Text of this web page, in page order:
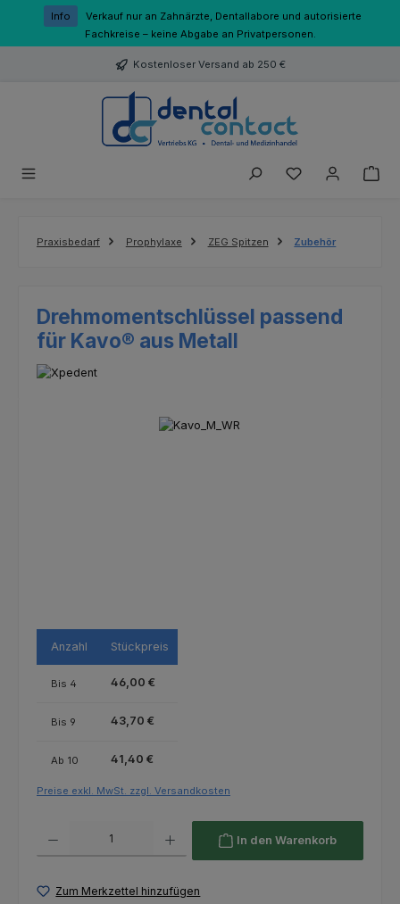
Zum Hauptinhalt springen
Info
Verkauf nur an Zahnärzte, Dentallabore und autorisierte
Fachkreise – keine Abgabe an Privatpersonen.
Kostenloser Versand ab 250 €
Du hast 0
Praxisbedarf Prophylaxe ZEG Spitzen Zubehör
Drehmomentschlüssel passend
für Kavo® aus Metall
Bildergalerie überspringen
Anzahl Stückpreis
Bis 4 46,00 €
Bis 9 43,70 €
Ab 10 41,40 €
Preise exkl. MwSt. zzgl. Versandkosten
In den Warenkorb
Zum Merkzettel hinzufügen